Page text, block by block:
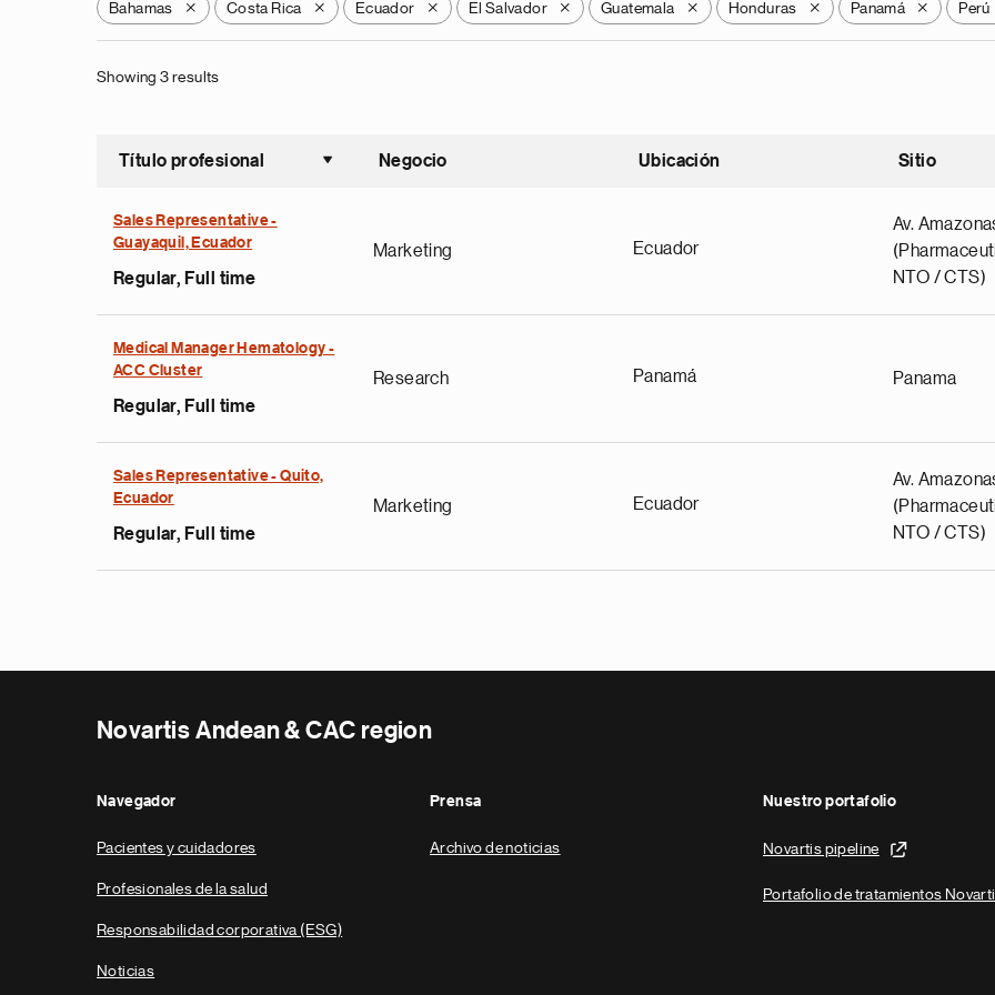
Bahamas X Costa Rica X Ecuador X El Salvador X Guatemala X Honduras X Panamá X Perú
Showing 3 results
Título profesional
Ordenar ascendente
Negocio Ubicación Sitio
Sales Representative -
Guayaquil, Ecuador
Regular, Full time
Marketing Ecuador
Av.
NTO / CTS)
Medical Manager Hematology -
ACC Cluster
Regular, Full time
Research Panamá Panama
Sales Representative - Quito,
Ecuador
Regular, Full time
Marketing Ecuador
Av.
NTO / CTS)
Novartis Andean & CAC region
Navegador
Pacientes y cuidadores
Profesionales de la salud
Responsabilidad corporativa (ESG)
Noticias
Prensa
Archivo de noticias
Nuestro portafolio
Novartis pipeline
Portafolio de tratamientos